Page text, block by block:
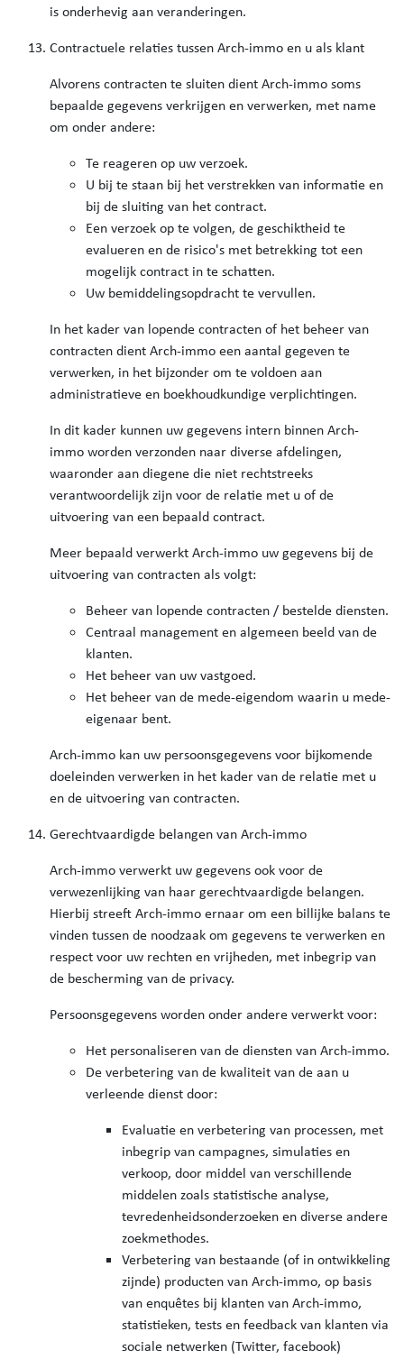
is onderhevig aan veranderingen.
Contractuele relaties tussen Arch-immo en u als klant
Alvorens contracten te sluiten dient Arch-immo soms
bepaalde gegevens verkrijgen en verwerken, met name
om onder andere:
Te reageren op uw verzoek.
U bij te staan bij het verstrekken van informatie en
bij de sluiting van het contract.
Een verzoek op te volgen, de geschiktheid te
evalueren en de risico's met betrekking tot een
mogelijk contract in te schatten.
Uw bemiddelingsopdracht te vervullen.
In het kader van lopende contracten of het beheer van
contracten dient Arch-immo een aantal gegeven te
verwerken, in het bijzonder om te voldoen aan
administratieve en boekhoudkundige verplichtingen.
In dit kader kunnen uw gegevens intern binnen Arch-
immo worden verzonden naar diverse afdelingen,
waaronder aan diegene die niet rechtstreeks
verantwoordelijk zijn voor de relatie met u of de
uitvoering van een bepaald contract.
Meer bepaald verwerkt Arch-immo uw gegevens bij de
uitvoering van contracten als volgt:
Beheer van lopende contracten / bestelde diensten.
Centraal management en algemeen beeld van de
klanten.
Het beheer van uw vastgoed.
Het beheer van de mede-eigendom waarin u mede-
eigenaar bent.
Arch-immo kan uw persoonsgegevens voor bijkomende
doeleinden verwerken in het kader van de relatie met u
en de uitvoering van contracten.
Gerechtvaardigde belangen van Arch-immo
Arch-immo verwerkt uw gegevens ook voor de
verwezenlijking van haar gerechtvaardigde belangen.
Hierbij streeft Arch-immo ernaar om een billijke balans te
vinden tussen de noodzaak om gegevens te verwerken en
respect voor uw rechten en vrijheden, met inbegrip van
de bescherming van de privacy.
Persoonsgegevens worden onder andere verwerkt voor:
Het personaliseren van de diensten van Arch-immo.
De verbetering van de kwaliteit van de aan u
verleende dienst door:
Evaluatie en verbetering van processen, met
inbegrip van campagnes, simulaties en
verkoop, door middel van verschillende
middelen zoals statistische analyse,
tevredenheidsonderzoeken en diverse andere
zoekmethodes.
Verbetering van bestaande (of in ontwikkeling
zijnde) producten van Arch-immo, op basis
van enquêtes bij klanten van Arch-immo,
statistieken, tests en feedback van klanten via
sociale netwerken (Twitter, facebook)